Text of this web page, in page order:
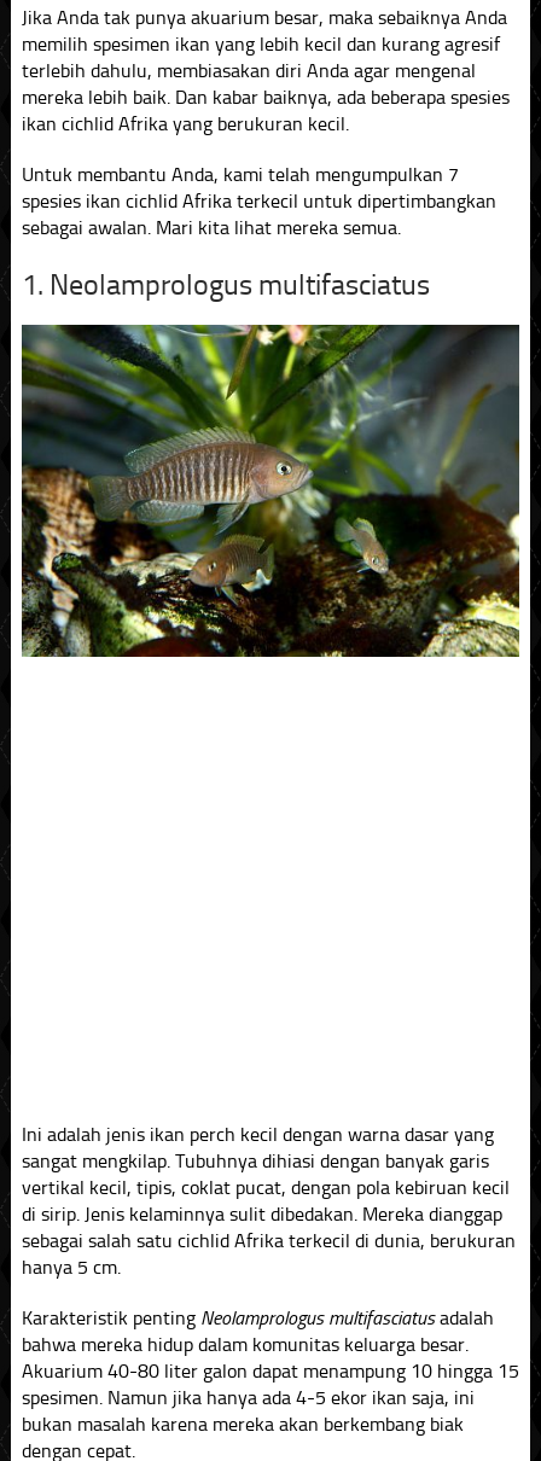
Jika Anda tak punya akuarium besar, maka sebaiknya Anda
memilih spesimen ikan yang lebih kecil dan kurang agresif
terlebih dahulu, membiasakan diri Anda agar mengenal
mereka lebih baik. Dan kabar baiknya, ada beberapa spesies
ikan cichlid Afrika yang berukuran kecil.
Untuk membantu Anda, kami telah mengumpulkan 7
spesies ikan cichlid Afrika terkecil untuk dipertimbangkan
sebagai awalan. Mari kita lihat mereka semua.
1. Neolamprologus multifasciatus
Ini adalah jenis ikan perch kecil dengan warna dasar yang
sangat mengkilap. Tubuhnya dihiasi dengan banyak garis
vertikal kecil, tipis, coklat pucat, dengan pola kebiruan kecil
di sirip. Jenis kelaminnya sulit dibedakan. Mereka dianggap
sebagai salah satu cichlid Afrika terkecil di dunia, berukuran
hanya 5 cm.
Karakteristik penting Neolamprologus multifasciatusadalah
bahwa mereka hidup dalam komunitas keluarga besar.
Akuarium 40-80 liter galon dapat menampung 10 hingga 15
spesimen. Namun jika hanya ada 4-5 ekor ikan saja, ini
bukan masalah karena mereka akan berkembang biak
dengan cepat.